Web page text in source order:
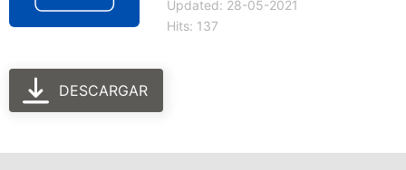
Updated: 28-05-2021
Hits: 137
DESCARGAR